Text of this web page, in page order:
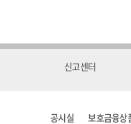
신고센터
공시실 보호금융상